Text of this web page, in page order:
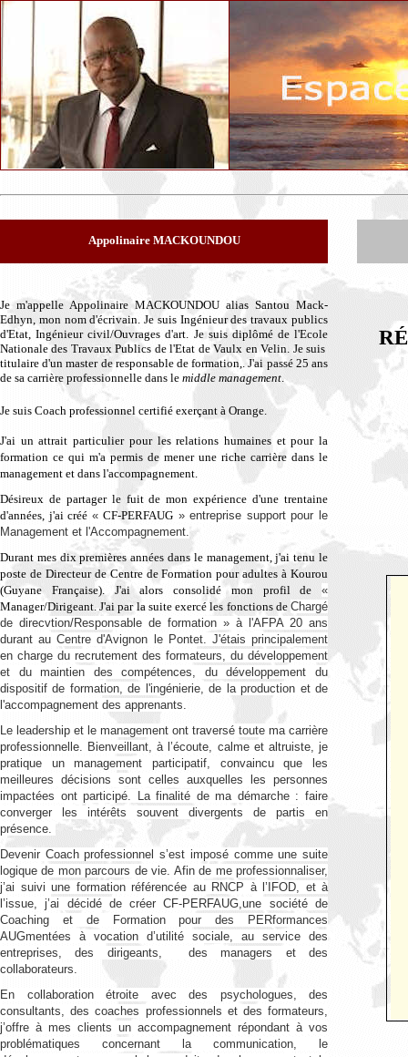
Appolinaire MACKOUNDOU
Je m'appelle Appolinaire MACKOUNDOU alias Santou Mack-
Edhyn, mon nom d'écrivain. Je suis Ingénieur des travaux publics
d'Etat, Ingénieur civil/Ouvrages d'art. Je suis diplômé de l'Ecole
Nationale des Travaux Publics de l'Etat de Vaulx en Velin. Je suis
titulaire d'un master de responsable de formation,. J'ai passé 25 ans
de sa carrière professionnelle dans le middle management.
Je suis Coach professionnel certifié exerçant à Orange.
J'ai un attrait particulier pour les relations humaines et pour la
formation ce qui m'a permis de mener une riche carrière dans le
management et dans l'accompagnement.
Désireux de partager le fuit de mon expérience d'une trentaine
d'années, j'ai créé «CF-PERFAUG » entreprise support pour le
Management et l'Accompagnement.
Durant mes dix premières années dans le management, j'ai tenu le
poste de Directeur de Centre de Formation pour adultes à Kourou
(Guyane Française). J'ai alors consolidé mon profil de «
Manager/Dirigeant. J'ai par la suite exercé les fonctions de Chargé
de direcvtion/Responsable de formation » à l'AFPA 20 ans
durant au Centre d'Avignon le Pontet. J'étais principalement
en charge du recrutement des formateurs, du développement
et du maintien des compétences, du développement du
dispositif de formation, de l'ingénierie, de la production et de
l'accompagnement des apprenants.
Le leadership et le management ont traversé toute ma carrière
professionnelle. Bienveillant, à l’écoute, calme et altruiste, je
pratique un management participatif, convaincu que les
meilleures décisions sont celles auxquelles les personnes
impactées ont participé. La finalité de ma démarche : faire
converger les intérêts souvent divergents de partis en
présence.
Devenir Coach professionnel s’est imposé comme une suite
logique de mon parcours de vie. Afin de me professionnaliser,
j’ai suivi une formation référencée au RNCP à l’IFOD, et à
l’issue, j’ai décidé de créer CF-PERFAUG,une société de
Coaching et de Formation pour des PERformances
AUGmentées à vocation d’utilité sociale, au service des
entreprises, des dirigeants, des managers et des
collaborateurs.
En collaboration étroite avec des psychologues, des
consultants, des coaches professionnels et des formateurs,
j’offre à mes clients un accompagnement répondant à vos
problématiques concernant la communication, le
RÉ